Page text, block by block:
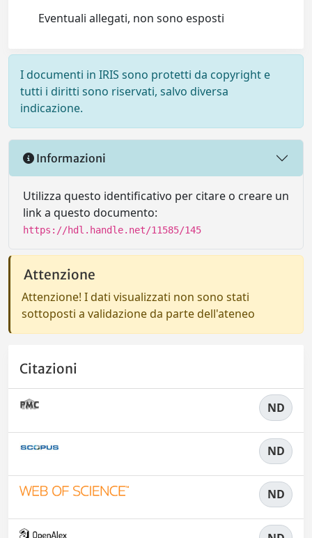
Eventuali allegati, non sono esposti
I documenti in IRIS sono protetti da copyright e
tutti i diritti sono riservati, salvo diversa
indicazione.
Informazioni
Utilizza questo identificativo per citare o creare un
link a questo documento:
https://hdl.handle.net/11585/145
Attenzione
Attenzione! I dati visualizzati non sono stati
sottoposti a validazione da parte dell'ateneo
Citazioni
ND
ND
ND